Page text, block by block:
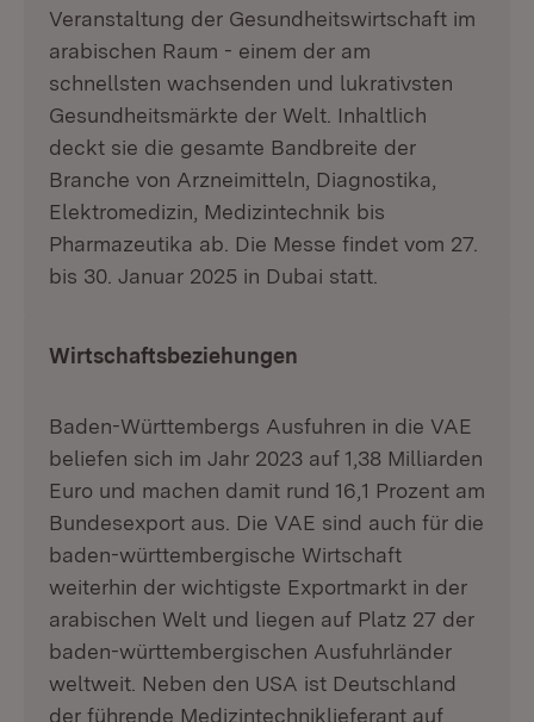
Veranstaltung der Gesundheitswirtschaft im
arabischen Raum - einem der am
schnellsten wachsenden und lukrativsten
Gesundheitsmärkte der Welt. Inhaltlich
deckt sie die gesamte Bandbreite der
Branche von Arzneimitteln, Diagnostika,
Elektromedizin, Medizintechnik bis
Pharmazeutika ab. Die Messe findet vom 27.
bis 30. Januar 2025 in Dubai statt.
Wirtschaftsbeziehungen
Baden-Württembergs Ausfuhren in die VAE
beliefen sich im Jahr 2023 auf 1,38 Milliarden
Euro und machen damit rund 16,1 Prozent am
Bundesexport aus. Die VAE sind auch für die
baden-württembergische Wirtschaft
weiterhin der wichtigste Exportmarkt in der
arabischen Welt und liegen auf Platz 27 der
baden-württembergischen Ausfuhrländer
weltweit. Neben den USA ist Deutschland
der führende Medizintechniklieferant auf